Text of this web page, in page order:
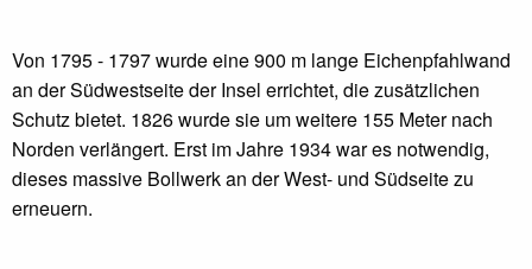
Von 1795 - 1797 wurde eine 900 m lange Eichenpfahlwand
an der Südwestseite der Insel errichtet, die zusätzlichen
Schutz bietet. 1826 wurde sie um weitere 155 Meter nach
Norden verlängert. Erst im Jahre 1934 war es notwendig,
dieses massive Bollwerk an der West- und Südseite zu
erneuern.